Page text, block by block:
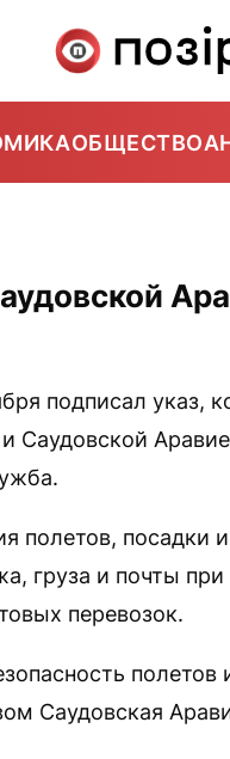
ОБЩЕСТВО
подписал указ,
Саудовской
полетов, посадки
груза и почты
перевозок.
полетов
Саудовская